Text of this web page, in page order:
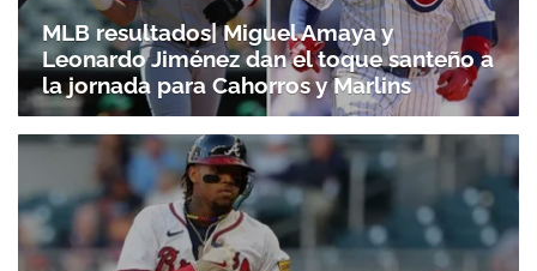
MLB resultados| Miguel Amaya y
Leonardo Jiménez dan el toque santeño a
la jornada para Cahorros y Marlins